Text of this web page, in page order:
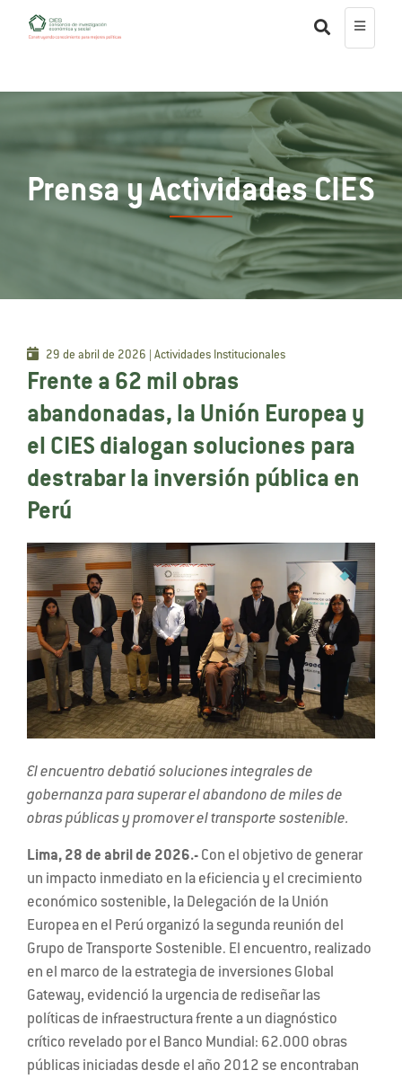
Prensa y Actividades CIES
29 de abril de 2026 | Actividades Institucionales
Frente a 62 mil obras
abandonadas, la Unión Europea y
el CIES dialogan soluciones para
destrabar la inversión pública en
Perú
El encuentro debatió soluciones integrales de
gobernanza para superar el abandono de miles de
obras públicas y promover el transporte sostenible.
Lima, 28 de abril de 2026.- Con el objetivo de generar
un impacto inmediato en la eficiencia y el crecimiento
económico sostenible, la Delegación de la Unión
Europea en el Perú organizó la segunda reunión del
Grupo de Transporte Sostenible. El encuentro, realizado
en el marco de la estrategia de inversiones Global
Gateway, evidenció la urgencia de rediseñar las
políticas de infraestructura frente a un diagnóstico
crítico revelado por el Banco Mundial: 62.000 obras
públicas iniciadas desde el año 2012 se encontraban